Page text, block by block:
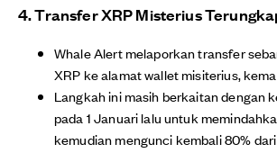
4. Transfer XRP Misterius
Whale Alert melaporkan transfer
XRP ke alamat wallet misiterius,
Langkah ini masih berkaitan dengan
pada 1 Januari lalu untuk
kemudian mengunci kembali 80%